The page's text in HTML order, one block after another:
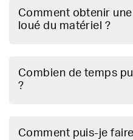
Comment obtenir
loué du matériel ?
Combien de temps
?
Comment puis-je